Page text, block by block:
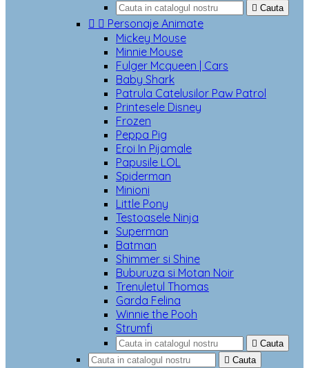
 Cauta
  Personaje Animate
Mickey Mouse
Minnie Mouse
Fulger Mcqueen | Cars
Baby Shark
Patrula Catelusilor Paw Patrol
Printesele Disney
Frozen
Peppa Pig
Eroi In Pijamale
Papusile LOL
Spiderman
Minioni
Little Pony
Testoasele Ninja
Superman
Batman
Shimmer si Shine
Buburuza si Motan Noir
Trenuletul Thomas
Garda Felina
Winnie the Pooh
Strumfi
 Cauta
 Cauta